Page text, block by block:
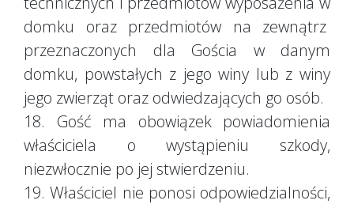
domku oraz przedmiotów na zewnątrz
przeznaczonych dla Gościa w danym
domku, powstałych z jego winy lub z winy
jego zwierząt oraz odwiedzających go osób.
18. Gość ma obowiązek powiadomienia
właściciela o wystąpieniu szkody,
niezwłocznie po jej stwierdzeniu.
19. Właściciel nie ponosi odpowiedzialności,